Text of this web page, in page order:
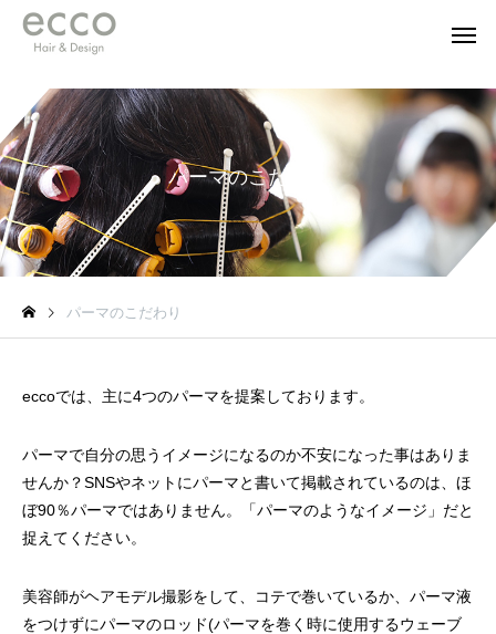
パーマのこだわり
パーマのこだわり
eccoでは、主に4つのパーマを提案しております。
パーマで自分の思うイメージになるのか不安になった事はありま
せんか？SNSやネットにパーマと書いて掲載されているのは、ほ
ぼ90％パーマではありません。「パーマのようなイメージ」だと
捉えてください。
美容師がヘアモデル撮影をして、コテで巻いているか、パーマ液
をつけずにパーマのロッド(パーマを巻く時に使用するウェーブ